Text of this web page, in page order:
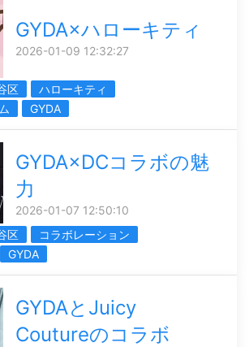
GYDA×ハローキティ
2026-01-09 12:32:27
区
ハローキティ
GYDA
GYDA×DCコラボの魅
力
2026-01-07 12:50:10
区
コラボレーション
GYDA
GYDAとJuicy
Coutureのコラボ